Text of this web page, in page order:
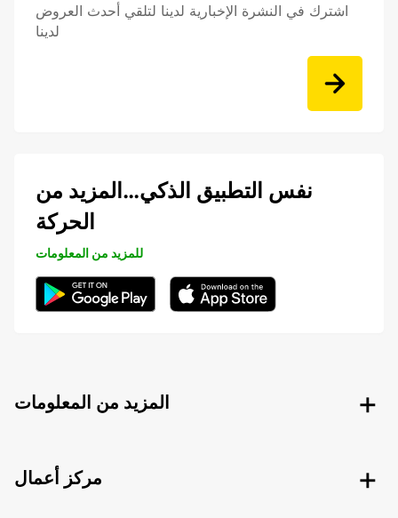
اشترك في النشرة الإخبارية لدينا لتلقي أحدث العروض
لدينا
نفس التطبيق الذكي…المزيد من
الحركة
للمزيد من المعلومات
المزيد من المعلومات
مركز أعمال